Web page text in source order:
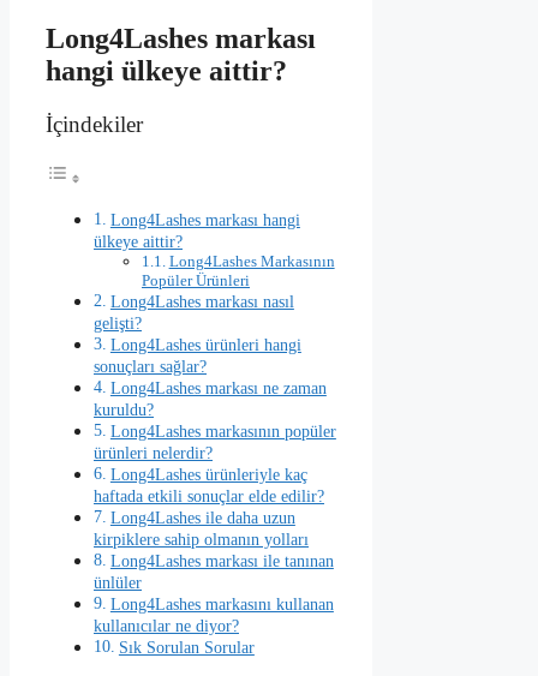
Long4Lashes markası
hangi ülkeye aittir?
İçindekiler
Long4Lashes markası hangi
ülkeye aittir?
Long4Lashes Markasının
Popüler Ürünleri
Long4Lashes markası nasıl
gelişti?
Long4Lashes ürünleri hangi
sonuçları sağlar?
Long4Lashes markası ne zaman
kuruldu?
Long4Lashes markasının popüler
ürünleri nelerdir?
Long4Lashes ürünleriyle kaç
haftada etkili sonuçlar elde edilir?
Long4Lashes ile daha uzun
kirpiklere sahip olmanın yolları
Long4Lashes markası ile tanınan
ünlüler
Long4Lashes markasını kullanan
kullanıcılar ne diyor?
Sık Sorulan Sorular